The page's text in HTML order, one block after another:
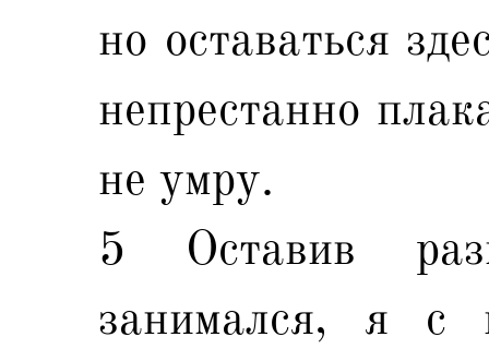
но оставаться
непрестанно
не умру.
5 Оставив
занимался, я с